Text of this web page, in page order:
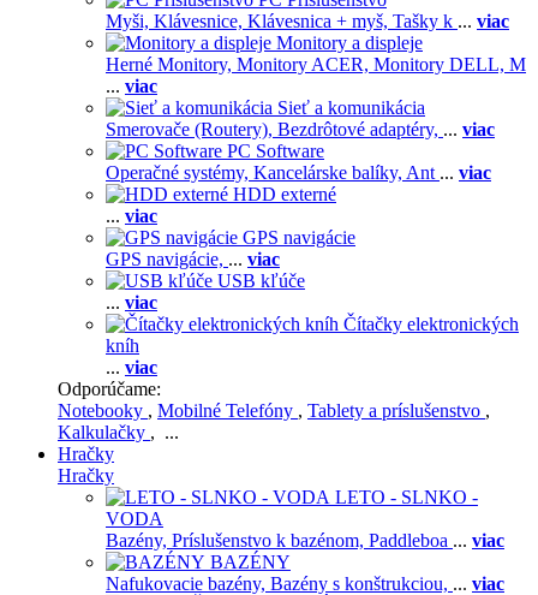
Myši, Klávesnice, Klávesnica + myš, Tašky k ... viac
Monitory a displeje
Herné Monitory, Monitory ACER, Monitory DELL, M
... viac
Sieť a komunikácia
Smerovače (Routery), Bezdrôtové adaptéry, ... viac
PC Software
Operačné systémy, Kancelárske balíky, Ant ... viac
HDD externé
... viac
GPS navigácie
GPS navigácie, ... viac
USB kľúče
... viac
Čítačky elektronických
kníh
... viac
Odporúčame:
Notebooky , Mobilné Telefóny , Tablety a príslušenstvo ,
Kalkulačky , ...
Hračky
Hračky
LETO - SLNKO -
VODA
Bazény, Príslušenstvo k bazénom, Paddleboa ... viac
BAZÉNY
Nafukovacie bazény, Bazény s konštrukciou, ... viac